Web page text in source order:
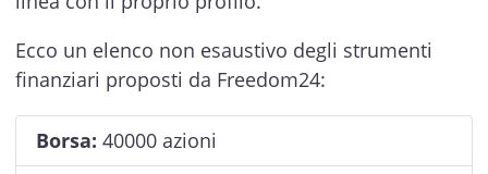
Ecco un elenco non esaustivo degli strumenti
finanziari proposti da Freedom24:
Borsa: 40000 azioni